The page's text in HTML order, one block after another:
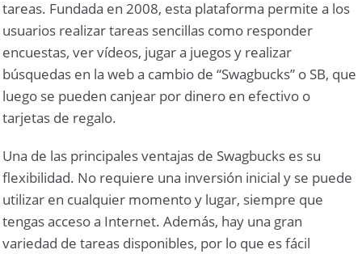
tareas. Fundada en 2008, esta plataforma permite a los
usuarios realizar tareas sencillas como responder
encuestas, ver vídeos, jugar a juegos y realizar
búsquedas en la web a cambio de “Swagbucks” o SB, que
luego se pueden canjear por dinero en efectivo o
tarjetas de regalo.
Una de las principales ventajas de Swagbucks es su
flexibilidad. No requiere una inversión inicial y se puede
utilizar en cualquier momento y lugar, siempre que
tengas acceso a Internet. Además, hay una gran
variedad de tareas disponibles, por lo que es fácil